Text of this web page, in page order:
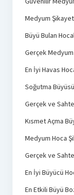
Medyum
Büyü Bulan
Gerçek
En İyi Havas
Soğutma
Gerçek ve
Kısmet Açma
Medyum Hoca
Gerçek ve
En İyi Büyücü
En Etkili Büyü